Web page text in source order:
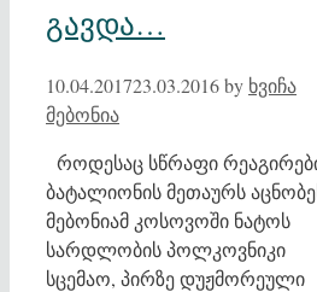
გავდა…
10.04.201723.03.2016by ხვიჩა
მებონია
როდესაც სწრაფი
ბატალიონის მეთაურს
მებონიამ კოსოვოში ნატოს
სარდლობის პოლკოვნიკი
სცემაო, პირზე დუჟმორეული